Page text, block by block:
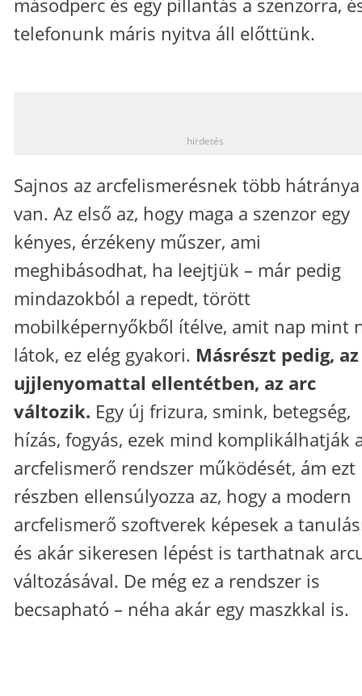
telefonunk máris nyitva áll előttünk.
hirdetés
Sajnos az arcfelismerésnek több
van. Az első az, hogy maga a szenzor egy
kényes, érzékeny műszer, ami
meghibásodhat, ha leejtjük – már pedig
mindazokból a repedt, törött
mobilképernyőkből ítélve, amit nap mint
látok, ez elég gyakori. Másrészt pedig, az
ujjlenyomattal ellentétben, az arc
változik. Egy új frizura, smink, betegség,
hízás, fogyás, ezek mind komplikálhatják
arcfelismerő rendszer működését, ám ezt
részben ellensúlyozza az, hogy a modern
arcfelismerő szoftverek képesek a
és akár sikeresen lépést is tarthatnak
változásával. De még ez a rendszer is
becsapható – néha akár egy maszkkal is.